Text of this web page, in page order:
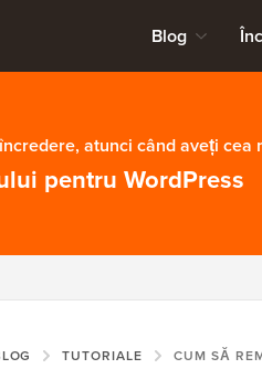
Blog
atunci când aveți cea
pentru WordPress
TUTORIALE CUM SĂ REMEDIAȚI DISPARIȚIA PLUGINURILOR DIN